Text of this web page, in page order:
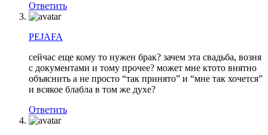
Ответить
PEJAFA
сейчас еще кому то нужен брак? зачем эта свадьба, возня
с документами и тому прочее? может мне ктото внятно
объяснить а не просто “так принято” и “мне так хочется”
и всякое блабла в том же духе?
Ответить